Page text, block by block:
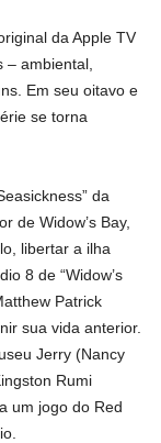
da Apple TV
ambiental,
Em seu oitavo e
se torna
da
de Widow’s Bay,
libertar a ilha
8 de “Widow’s
Patrick
sua vida anterior.
Jerry (Nancy
Rumi
um jogo do Red